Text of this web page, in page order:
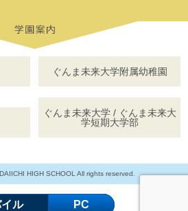
ぐんま未来大学附属幼稚園
ぐんま未来大学 / ぐんま未来大
学短期大学部
HIGH SCHOOL All rights reserved.
ル PC